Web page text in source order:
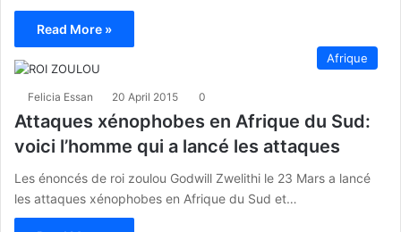
Read More »
Afrique
Felicia Essan 20 April 2015 0
Attaques xénophobes en Afrique du Sud:
voici l’homme qui a lancé les attaques
Les énoncés de roi zoulou Godwill Zwelithi le 23 Mars a lancé
les attaques xénophobes en Afrique du Sud et…